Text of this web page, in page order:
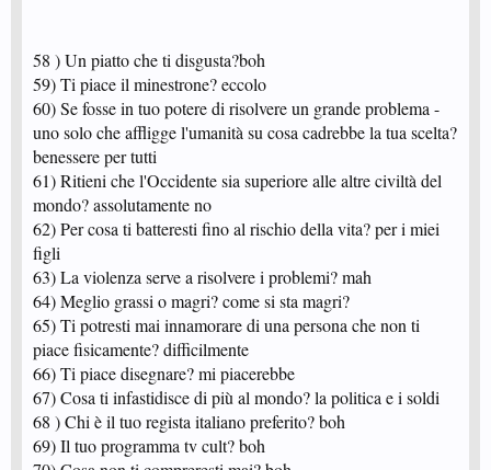
58 ) Un piatto che ti disgusta?boh
59) Ti piace il minestrone? eccolo
60) Se fosse in tuo potere di risolvere un grande problema -
uno solo che affligge l'umanità su cosa cadrebbe la tua scelta?
benessere per tutti
61) Ritieni che l'Occidente sia superiore alle altre civiltà del
mondo? assolutamente no
62) Per cosa ti batteresti fino al rischio della vita? per i miei
figli
63) La violenza serve a risolvere i problemi? mah
64) Meglio grassi o magri? come si sta magri?
65) Ti potresti mai innamorare di una persona che non ti
piace fisicamente? difficilmente
66) Ti piace disegnare? mi piacerebbe
67) Cosa ti infastidisce di più al mondo? la politica e i soldi
68 ) Chi è il tuo regista italiano preferito? boh
69) Il tuo programma tv cult? boh